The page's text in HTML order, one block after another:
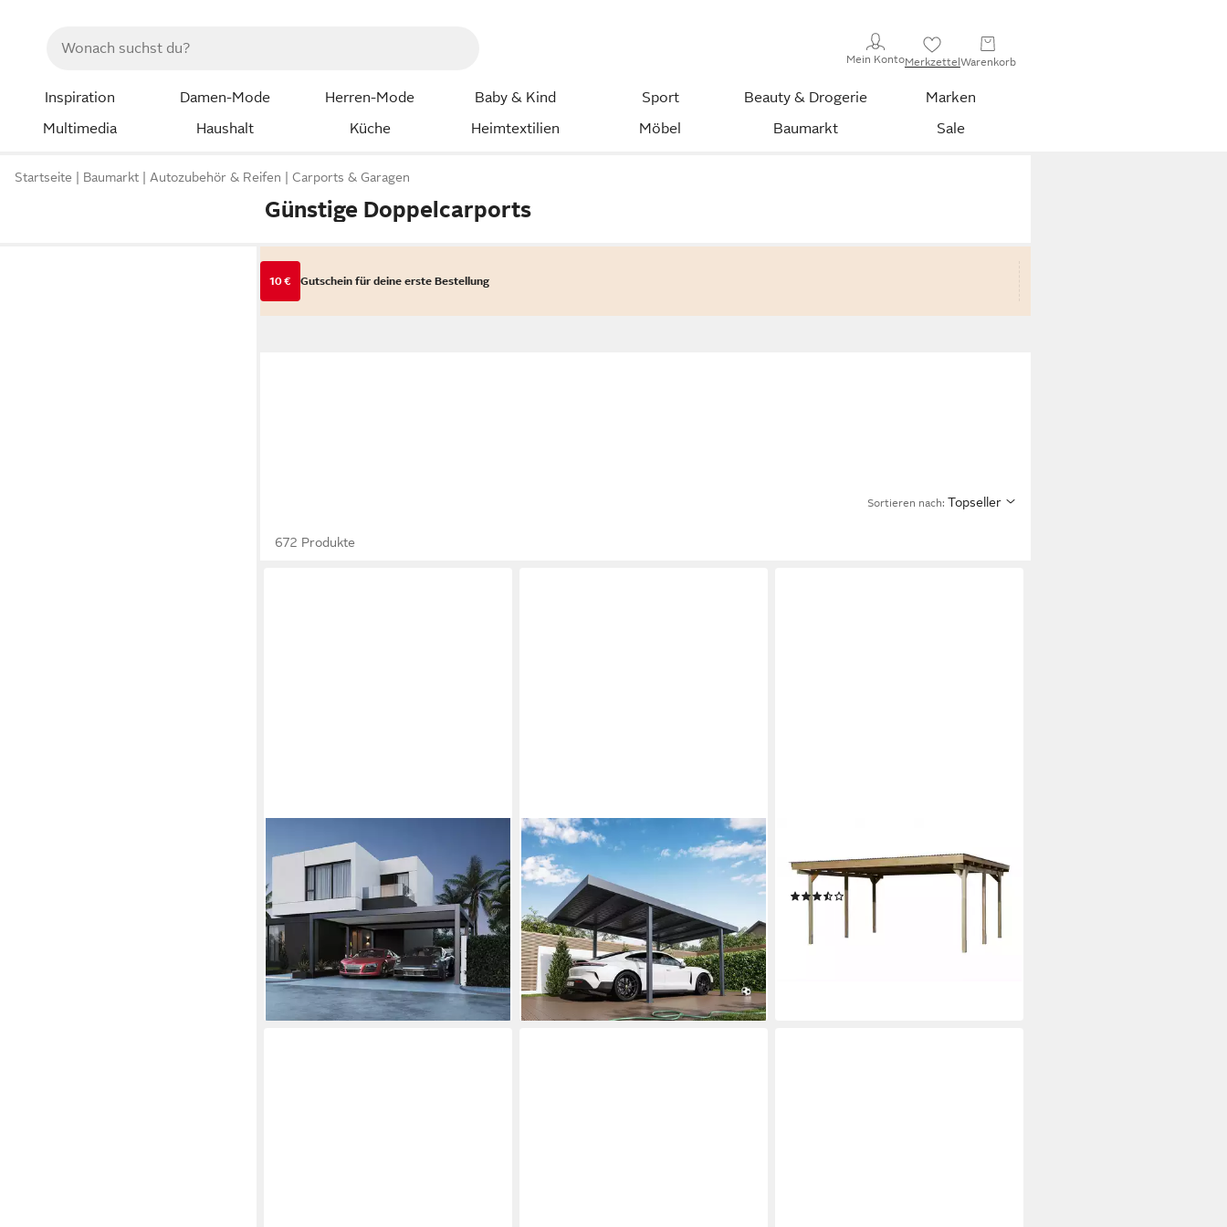
Mein KontoMerkzettelWarenkorb
Inspiration Damen-Mode Herren-Mode Baby & Kind Sport Beauty & Drogerie
Marken
Multimedia
Haushalt Küche Heimtextilien Möbel Baumarkt Sale
Startseite Baumarkt Autozubehör & Reifen Carports & Garagen
Günstige Doppelcarports
10 € Gutschein für deine erste Bestellung
Sortieren nach: Topseller
672 Produkte
Doppelcarport Autoüberdachung
Carport Garage Pergola Aluminium 6
x 5,3 M anthrazit, BxT: 530x600 cm,
255 cm Einfahrtshöhe
8.289,00 €
UVP
12.899,00 €
240,65 €mtl. in 48 Raten
-36%
lieferbar - in 8-10 Werktagen bei dir
WEIDE
Einzelcarport Metta Stahl-Carport
3,2 x 5,5 m mit Pultdach in Anthrazit,
BxT: 550x320 cm, 255 cm
Einfahrtshöhe
2.789,00 € UVP4.399,00 €
80,97 €mtl. in 48 Raten
-37%
lieferbar - in 8-10 Werktagen bei dir
Doppelcarport 616, BxT: 500x500
cm, 225 cm Einfahrtshöhe
33,57 €
mtl. in 48 Raten